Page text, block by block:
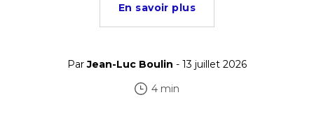
En savoir plus
ParJean-Luc Boulin - 13 juillet 2026
4 min